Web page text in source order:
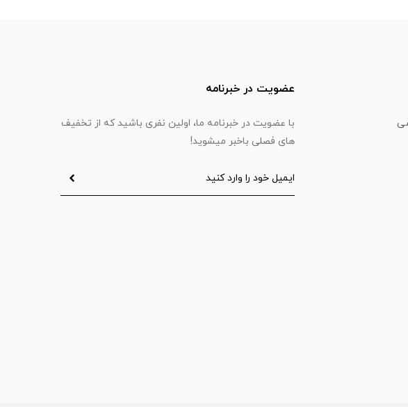
عضویت در خبرنامه
با عضویت در خبرنامه ما، اولین نفری باشید که از تخفیف
های فصلی باخبر میشوید!